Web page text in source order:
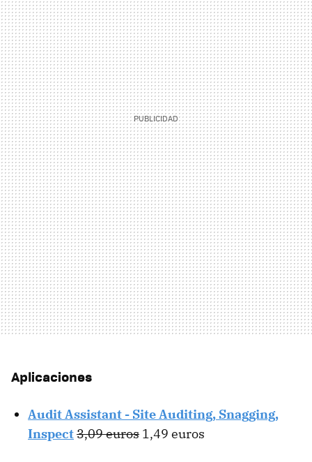
Aplicaciones
Audit Assistant - Site Auditing, Snagging,
Inspect3,09 euros 1,49 euros